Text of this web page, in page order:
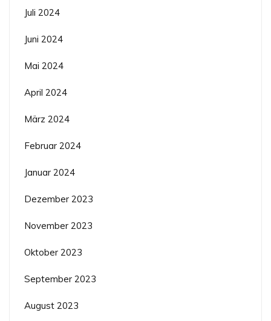
Juli 2024
Juni 2024
Mai 2024
April 2024
März 2024
Februar 2024
Januar 2024
Dezember 2023
November 2023
Oktober 2023
September 2023
August 2023